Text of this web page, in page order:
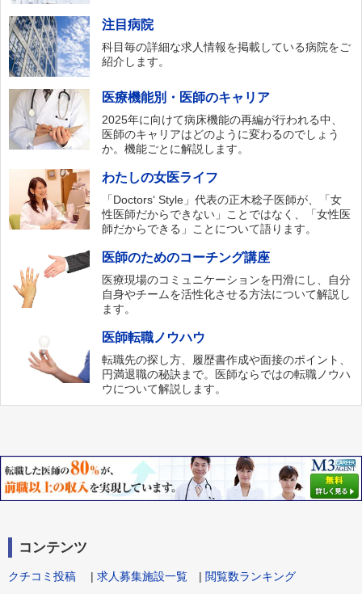
注目病院
科目毎の詳細な求人情報を掲載している病院をご
紹介します。
医療機能別・医師のキャリア
2025年に向けて病床機能の再編が行われる中、
医師のキャリアはどのように変わるのでしょう
か。機能ごとに解説します。
わたしの女医ライフ
「Doctors‘ Style」代表の正木稔子医師が、「女
性医師だからできない」ことではなく、「女性医
師だからできる」ことについて語ります。
医師のためのコーチング講座
医療現場のコミュニケーションを円滑にし、自分
自身やチームを活性化させる方法について解説し
ます。
医師転職ノウハウ
転職先の探し方、履歴書作成や面接のポイント、
円満退職の秘訣まで。医師ならではの転職ノウハ
ウについて解説します。
コンテンツ
クチコミ投稿 | 求人募集施設一覧 | 閲覧数ランキング